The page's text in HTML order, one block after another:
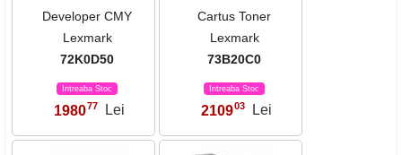
Developer CMY
Lexmark
72K0D50
Intreaba Stoc
1980,77 Lei
Cartus Toner
Lexmark
73B20C0
Intreaba Stoc
2109,03 Lei